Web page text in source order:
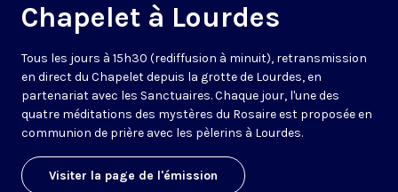
Chapelet à Lourdes
Tous les jours à 15h30 (rediffusion à minuit), retransmission
en direct du Chapelet depuis la grotte de Lourdes, en
partenariat avec les Sanctuaires. Chaque jour, l'une des
quatre méditations des mystères du Rosaire est proposée en
communion de prière avec les pèlerins à Lourdes.
Visiter la page de l'émission